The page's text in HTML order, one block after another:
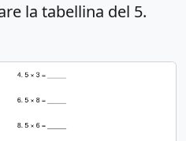
la tabellina del 5.